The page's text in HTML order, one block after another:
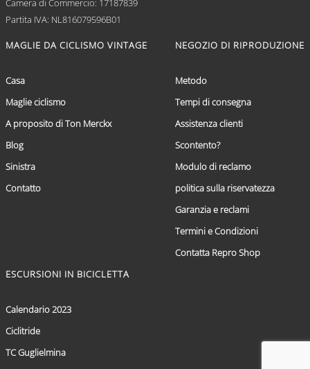
Camera di Commercio: 17187839
Partita IVA: NL816079596B01
MAGLIE DA CICLISMO VINTAGE
Casa
Maglie ciclismo
A proposito di Ton Merckx
Blog
Sinistra
Contatto
NEGOZIO DI RIPRODUZIONE
Metodo
Tempi di consegna
Assistenza clienti
Scontento?
Modulo di reclamo
politica sulla riservatezza
Garanzia e reclami
Termini e Condizioni
Contatta Repro Shop
ESCURSIONI IN BICICLETTA
Calendario 2023
Ciclitride
TC Guglielmina